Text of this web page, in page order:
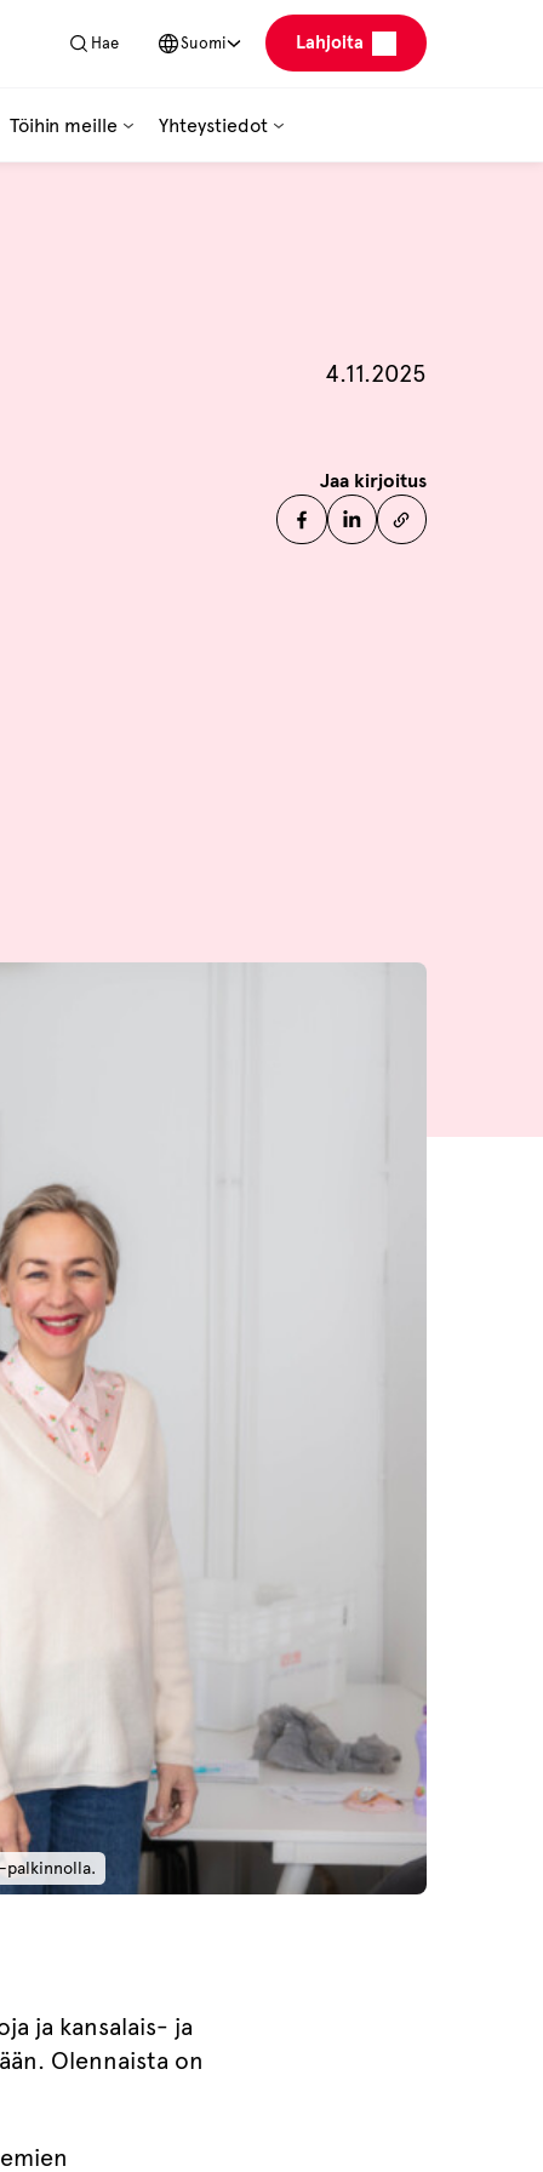
Hae Suomi Lahjoita
Töihin meille Yhteystiedot
Julkaistu
4.11.2025
Jaa kirjoitus
palkinnolla.
ja kansalais- ja
Olennaista on